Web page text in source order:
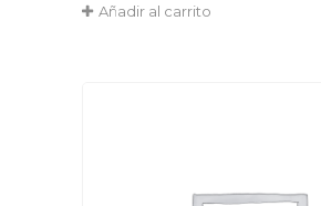
Añadir al carrito